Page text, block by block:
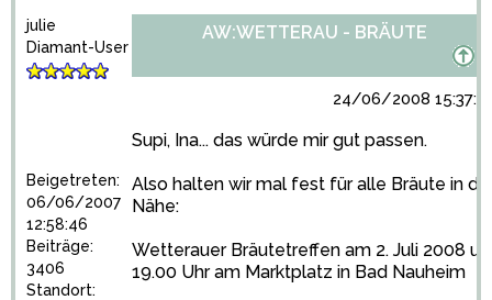
julie
Diamant-User
Beigetreten:
06/06/2007
12:58:46
Beiträge:
3406
Standort:
AW:WETTERAU - BRÄUTE
24/06/2008
Supi, Ina... das würde mir gut passen.
Also halten wir mal fest für alle Bräute in
Nähe:
Wetterauer Bräutetreffen am 2. Juli 2008
19.00 Uhr am Marktplatz in Bad Nauheim